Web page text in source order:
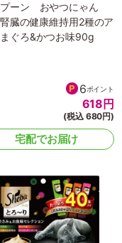
ーン おやつにゃん
臓の健康維持用2種のア
ぐろ&かつお味90g
6ポイント
618 円
(税込 680円)
宅配でお届け